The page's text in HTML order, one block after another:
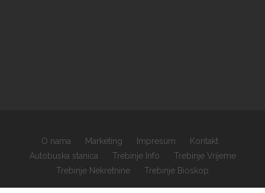
O nama Marketing Impresum
Kontakt
Autobuska stanica
Trebinje Info
Trebinje Vrijeme
Trebinje Nekretnine
Trebinje Bioskop